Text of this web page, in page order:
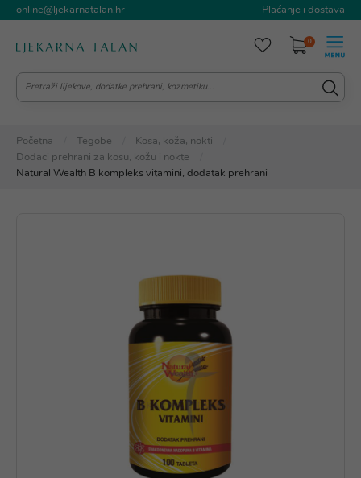
online@ljekarnatalan.hr Plaćanje i dostava
0
Početna Tegobe
Kosa, koža, nokti
Dodaci prehrani za kosu, kožu i nokte
Natural Wealth B kompleks vitamini, dodatak prehrani